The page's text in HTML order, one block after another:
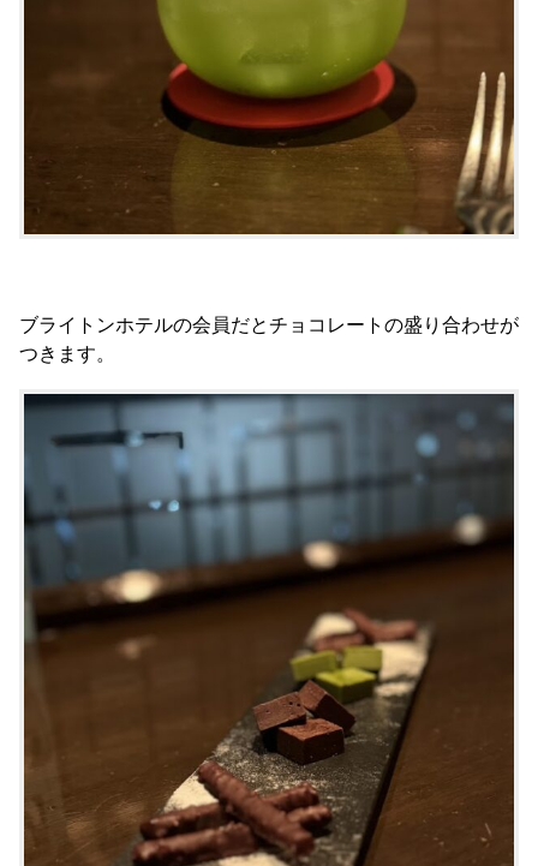
ブライトンホテルの会員だとチョコレートの盛り合わせが
つきます。